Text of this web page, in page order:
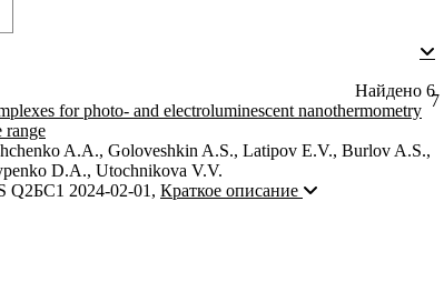
Найдено 6
for photo- and electroluminescent nanothermometry
range
A.A., Goloveshkin A.S., Latipov E.V., Burlov A.S.,
D.A., Utochnikova V.V.
Q2БС1 2024-02-01, Краткое описание
7